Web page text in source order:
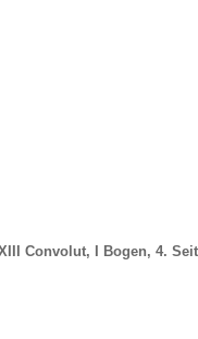
Convolut, I Bogen, 4.